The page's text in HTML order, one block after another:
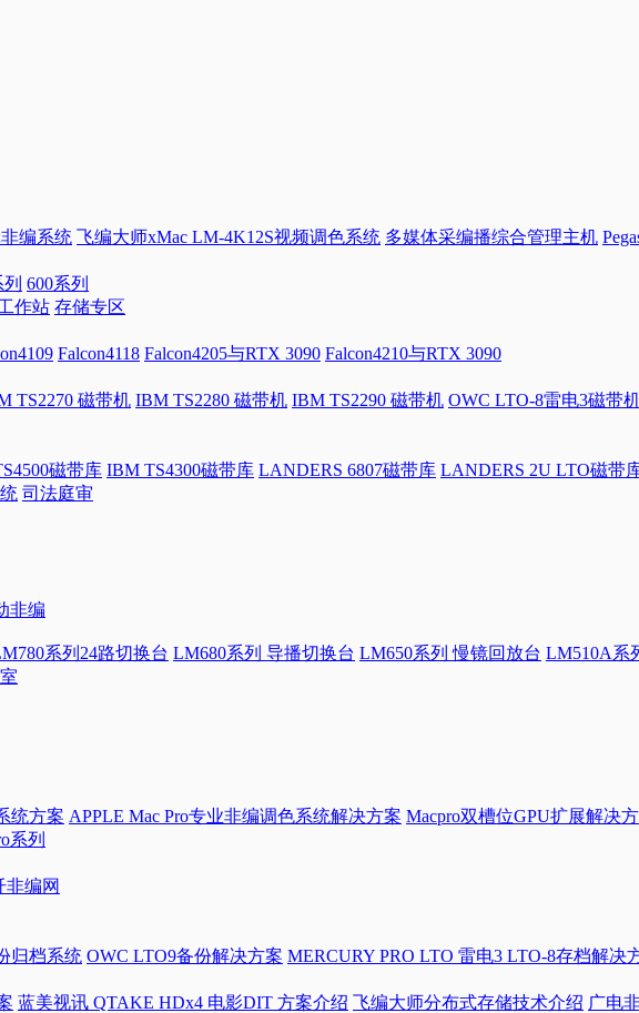
编系统 飞编大师xMac LM-4K12S视频调色系统 多媒体采编播综合管理主机
600系列
作站 存储专区
Falcon4118 Falcon4205与RTX 3090 Falcon4210与RTX 3090
TS2270 磁带机 IBM TS2280 磁带机 IBM TS2290 磁带机 OWC LTO-8雷电3磁带
磁带库 IBM TS4300磁带库 LANDERS 6807磁带库 LANDERS 2U LTO磁带
司法庭审
非编
系列24路切换台 LM680系列 导播切换台 LM650系列 慢镜回放台 LM510A系
统方案 APPLE Mac Pro专业非编调色系统解决方案 Macpro双槽位GPU扩展解决
系列
非编网
归档系统 OWC LTO9备份解决方案 MERCURY PRO LTO 雷电3 LTO-8存档解决
蓝美视讯 QTAKE HDx4 电影DIT 方案介绍 飞编大师分布式存储技术介绍 广电